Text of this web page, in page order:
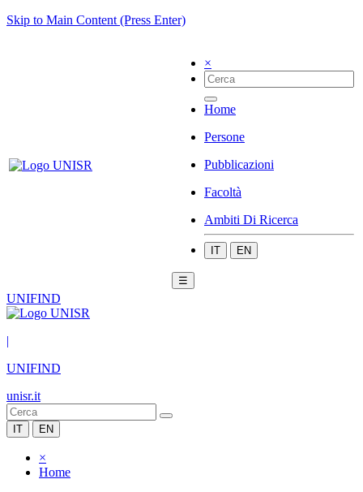
Skip to Main Content (Press Enter)
×
Home
Persone
Pubblicazioni
Facoltà
Ambiti Di Ricerca
IT EN
☰
UNIFIND
|
UNIFIND
unisr.it
IT EN
×
Home